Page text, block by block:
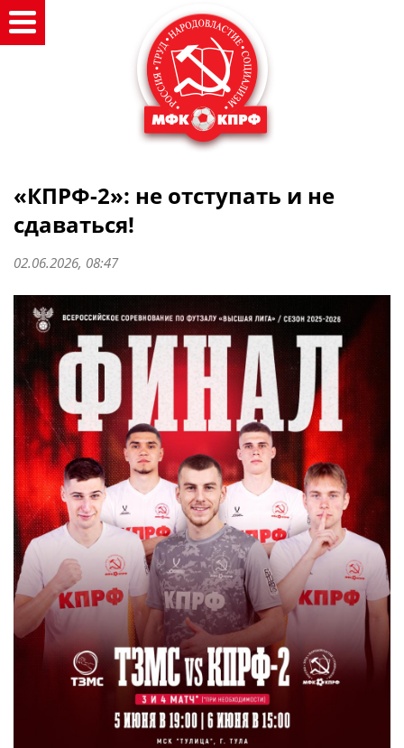
«КПРФ-2»: не отступать и не
сдаваться!
02.06.2026, 08:47